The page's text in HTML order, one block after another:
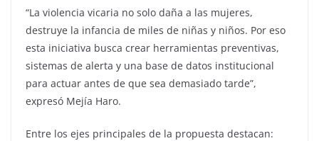
“La violencia vicaria no solo daña a las mujeres,
destruye la infancia de miles de niñas y niños. Por eso
esta iniciativa busca crear herramientas preventivas,
sistemas de alerta y una base de datos institucional
para actuar antes de que sea demasiado tarde”,
expresó Mejía Haro.
Entre los ejes principales de la propuesta destacan: